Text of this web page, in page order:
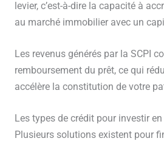
levier, c’est-à-dire la capacité à
au marché immobilier avec un
Les revenus générés par la SCPI
remboursement du prêt, ce qui
accélère la constitution de votre
Les types de crédit pour investir en
Plusieurs solutions existent pour